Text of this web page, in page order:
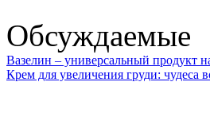
Обсуждаемые
Вазелин – универсальный продукт
Крем для увеличения груди: чудеса